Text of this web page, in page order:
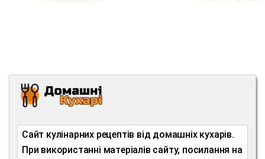
Сайт кулінарних рецептів від домашніх кухарів.
При використанні матеріалів сайту, посилання на